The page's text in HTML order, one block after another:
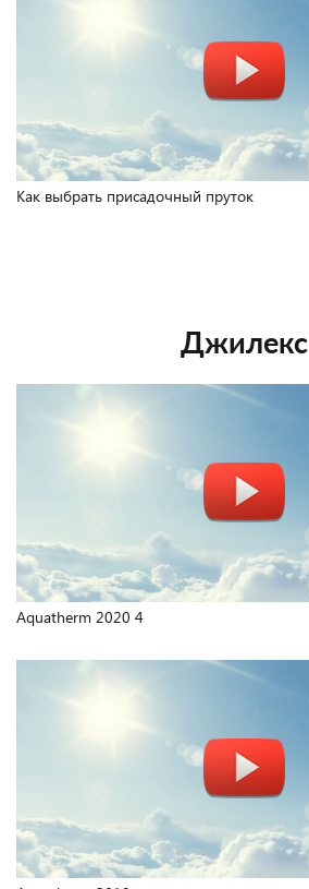
Как выбрать присадочный пруток
Джилекс
Aquatherm 2020 4